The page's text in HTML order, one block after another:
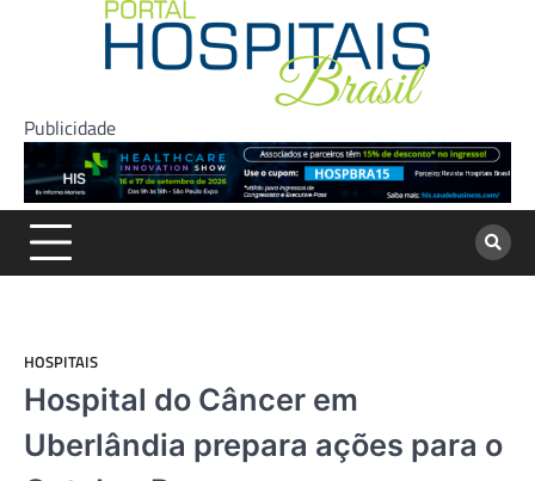
Publicidade
HOSPITAIS
Hospital do Câncer em
Uberlândia prepara ações para o